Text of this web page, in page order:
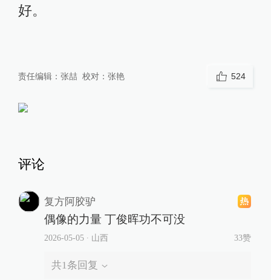
好。
责任编辑： 张喆 校对： 张艳 524
评论
复方阿胶驴
偶像的力量 丁俊晖功不可没
2026-05-05∙ 山西 33赞
共1条回复